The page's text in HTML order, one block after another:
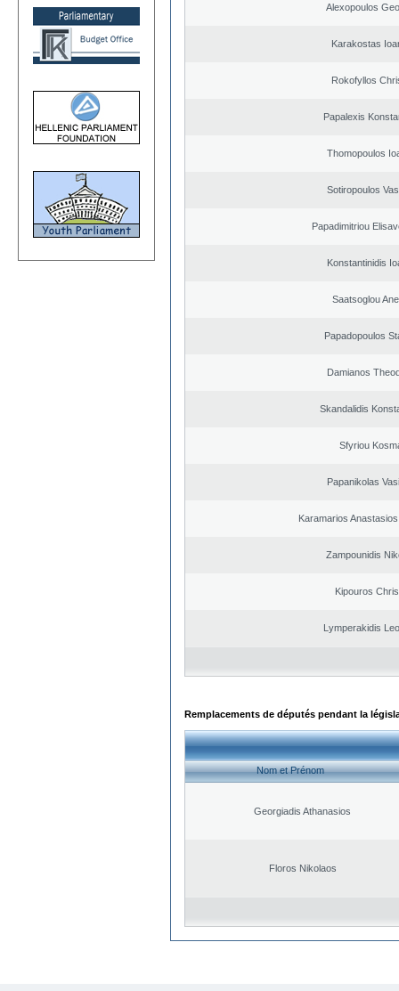
Alexopoulos
Karakostas
Rokofyllos
Papalexis
Thomopoulos
Sotiropoulos
Papadimitriou
Konstantinidis
Saatsoglou
Papadopoulos
Damianos
Skandalidis
Sfyriou
Papanikolas
Karamarios
Zampounidis
Kipouros
Lymperakidis
Remplacements de députés pendant la
Nom et Prénom
Georgiadis Athanasios
Floros Nikolaos